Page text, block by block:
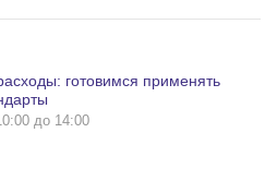
готовимся применять
до 14:00